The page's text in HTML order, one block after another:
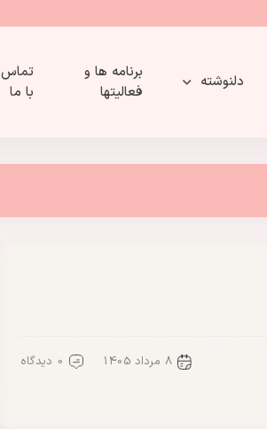
دلنوشته
برنامه ها و
فعالیتها
تماس
با ما
8 مرداد 1405 0 دیدگاه